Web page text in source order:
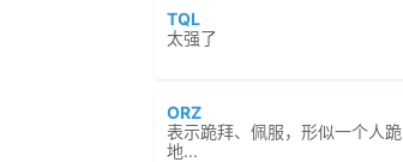
TQL
太强了
ORZ
表示跪拜、佩服，形似一个人跪
地...